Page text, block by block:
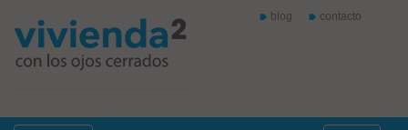
blog contacto